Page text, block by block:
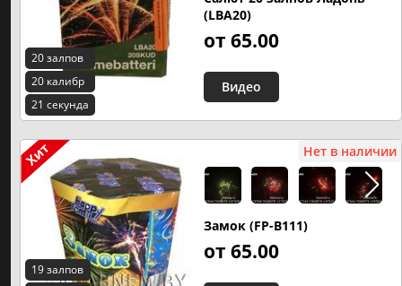
20 залпов
20 калибр
21 секунда
(LBA20)
от 65.00
Видео
19 залпов
Замок (FP-B111)
от 65.00
Нет в наличии